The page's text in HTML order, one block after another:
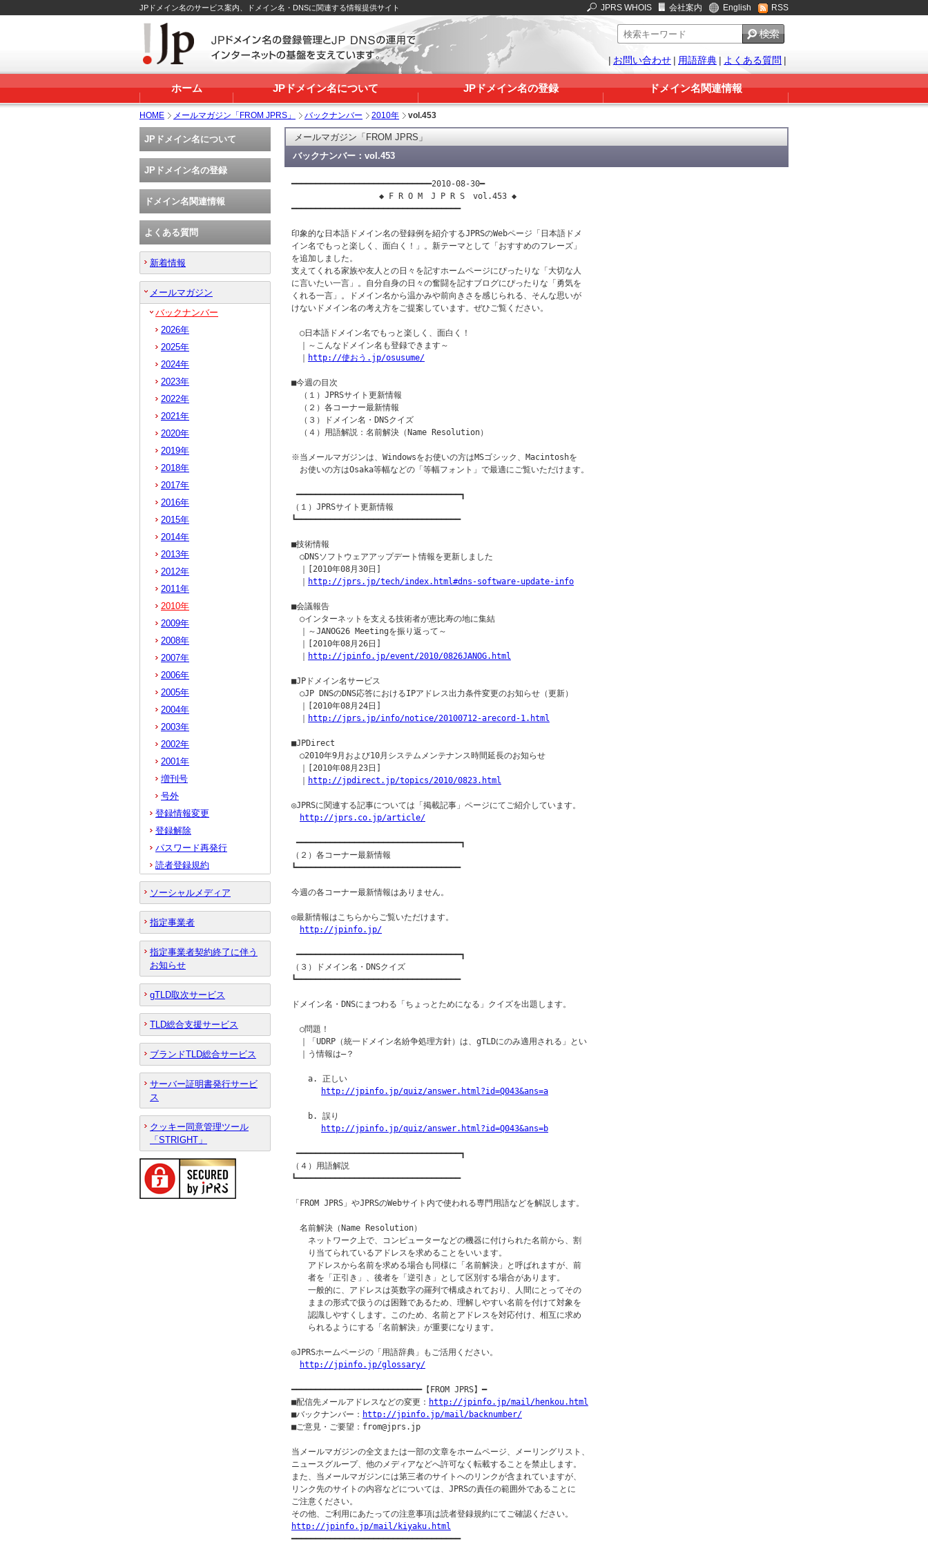
JPドメイン名のサービス案内、ドメイン名・DNSに関連する情報提供サイト JPRS WHOIS 会社案内 English RSS
| お問い合わせ | 用語辞典 | よくある質問 |
ホーム JPドメイン名について JPドメイン名の登録 ドメイン名関連情報
HOME メールマガジン「FROM JPRS」 バックナンバー 2010年 vol.453
メールマガジン「FROM JPRS」
バックナンバー：vol.453
━━━━━━━━━━━━━━━━━━━━━━━━━━━━━2010-08-30━
◆ F R O M　J P R S　vol.453 ◆
━━━━━━━━━━━━━━━━━━━━━━━━━━━━━━━━━━━
印象的な日本語ドメイン名の登録例を紹介するJPRSのWebページ「日本語ドメ
イン名でもっと楽しく、面白く！」。新テーマとして「おすすめのフレーズ」
を追加しました。
支えてくれる家族や友人との日々を記すホームページにぴったりな「大切な人
に言いたい一言」。自分自身の日々の奮闘を記すブログにぴったりな「勇気を
くれる一言」。ドメイン名から温かみや前向きさを感じられる、そんな思いが
けないドメイン名の考え方をご提案しています。ぜひご覧ください。
○日本語ドメイン名でもっと楽しく、面白く！
｜～こんなドメイン名も登録できます～
http://使おう.jp/osusume/
■今週の目次
（１）JPRSサイト更新情報
（２）各コーナー最新情報
（３）ドメイン名・DNSクイズ
（４）用語解説：名前解決（Name Resolution）
※当メールマガジンは、Windowsをお使いの方はMSゴシック、Macintoshを
お使いの方はOsaka等幅などの「等幅フォント」で最適にご覧いただけます。
━━━━━━━━━━━━━━━━━━━━━━━━━━━━━━━━━━┓
（１）JPRSサイト更新情報
┗━━━━━━━━━━━━━━━━━━━━━━━━━━━━━━━━━━
■技術情報
○DNSソフトウェアアップデート情報を更新しました
｜[2010年08月30日]
http://jprs.jp/tech/index.html#dns-software-update-info
■会議報告
○インターネットを支える技術者が恵比寿の地に集結
｜～JANOG26 Meetingを振り返って～
｜[2010年08月26日]
http://jpinfo.jp/event/2010/0826JANOG.html
■JPドメイン名サービス
○JP DNSのDNS応答におけるIPアドレス出力条件変更のお知らせ（更新）
｜[2010年08月24日]
http://jprs.jp/info/notice/20100712-arecord-1.html
■JPDirect
○2010年9月および10月システムメンテナンス時間延長のお知らせ
｜[2010年08月23日]
http://jpdirect.jp/topics/2010/0823.html
◎JPRSに関連する記事については「掲載記事」ページにてご紹介しています。
http://jprs.co.jp/article/
━━━━━━━━━━━━━━━━━━━━━━━━━━━━━━━━━━┓
（２）各コーナー最新情報
┗━━━━━━━━━━━━━━━━━━━━━━━━━━━━━━━━━━
今週の各コーナー最新情報はありません。
◎最新情報はこちらからご覧いただけます。
http://jpinfo.jp/
━━━━━━━━━━━━━━━━━━━━━━━━━━━━━━━━━━┓
（３）ドメイン名・DNSクイズ
┗━━━━━━━━━━━━━━━━━━━━━━━━━━━━━━━━━━
ドメイン名・DNSにまつわる「ちょっとためになる」クイズを出題します。
○問題！
｜「UDRP（統一ドメイン名紛争処理方針）は、gTLDにのみ適用される」とい
｜う情報は―？
a. 正しい
http://jpinfo.jp/quiz/answer.html?id=Q043&ans=a
b. 誤り
http://jpinfo.jp/quiz/answer.html?id=Q043&ans=b
━━━━━━━━━━━━━━━━━━━━━━━━━━━━━━━━━━┓
（４）用語解説
┗━━━━━━━━━━━━━━━━━━━━━━━━━━━━━━━━━━
「FROM JPRS」やJPRSのWebサイト内で使われる専門用語などを解説します。
名前解決（Name Resolution）
ネットワーク上で、コンピューターなどの機器に付けられた名前から、割
り当てられているアドレスを求めることをいいます。
アドレスから名前を求める場合も同様に「名前解決」と呼ばれますが、前
者を「正引き」、後者を「逆引き」として区別する場合があります。
一般的に、アドレスは英数字の羅列で構成されており、人間にとってその
ままの形式で扱うのは困難であるため、理解しやすい名前を付けて対象を
認識しやすくします。このため、名前とアドレスを対応付け、相互に求め
られるようにする「名前解決」が重要になります。
◎JPRSホームページの「用語辞典」もご活用ください。
http://jpinfo.jp/glossary/
━━━━━━━━━━━━━━━━━━━━━━━━━━━【FROM JPRS】━
■配信先メールアドレスなどの変更： http://jpinfo.jp/mail/henkou.html
■バックナンバー： http://jpinfo.jp/mail/backnumber/
■ご意見・ご要望：from@jprs.jp
当メールマガジンの全文または一部の文章をホームページ、メーリングリスト、
ニュースグループ、他のメディアなどへ許可なく転載することを禁止します。
また、当メールマガジンには第三者のサイトへのリンクが含まれていますが、
リンク先のサイトの内容などについては、JPRSの責任の範囲外であることに
ご注意ください。
http://jpinfo.jp/mail/kiyaku.html
━━━━━━━━━━━━━━━━━━━━━━━━━━━━━━━━━━━
JPドメイン名について
JPドメイン名の登録
ドメイン名関連情報
よくある質問
新着情報
メールマガジン
バックナンバー
2026年
2025年
2024年
2023年
2022年
2021年
2020年
2019年
2018年
2017年
2016年
2015年
2014年
2013年
2012年
2011年
2010年
2009年
2008年
2007年
2006年
2005年
2004年
2003年
2002年
2001年
増刊号
号外
登録情報変更
登録解除
パスワード再発行
読者登録規約
ソーシャルメディア
指定事業者
指定事業者契約終了に伴う
お知らせ
gTLD取次サービス
TLD総合支援サービス
ブランドTLD総合サービス
サーバー証明書発行サービ
ス
クッキー同意管理ツール
「STRIGHT」